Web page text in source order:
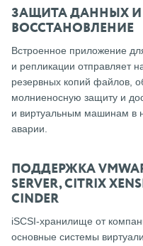
ЗАЩИТА ДАННЫХ
ВОССТАНОВЛЕНИЕ
Встроенное приложение
и репликации отправляет
резервных копий файлов,
молниеносную защиту и
и виртуальным машинам в
аварии.
ПОДДЕРЖКА
SERVER, CITRIX
CINDER
iSCSI-хранилище от
основные системы